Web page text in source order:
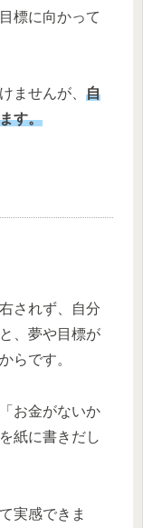
標に向かって
ませんが、 自
す。
されず、自分
、夢や目標が
らです。
お金がないか
紙に書きだし
実感できま